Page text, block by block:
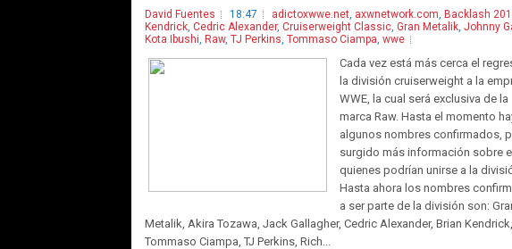
David Fuentes 18:47 adictoxwwe.net axwnetwork.com Backlash
Kendrick Cedric Alexander, Cruiserweight Classic Gran Metalik Johnny
Kota Ibushi Raw, TJ Perkins Tommaso Ciampa wwe
Cada vez está más cerca el
la división cruiserweight a la
WWE, la cual será exclusiva de la
marca Raw. Hasta el momento
algunos nombres confirmados,
surgido más información sobre
quienes podrían unirse a la
Hasta ahora los nombres
a ser parte de la división son:
Metalik, Akira Tozawa, Jack Gallagher, Cedric Alexander, Brian Kendrick,
Tommaso Ciampa, TJ Perkins, Rich...